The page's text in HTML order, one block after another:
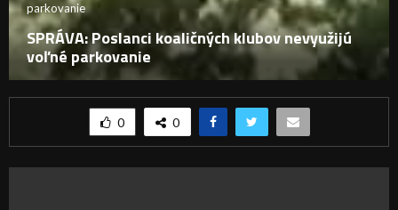
parkovanie
SPRÁVA: Poslanci koaličných klubov nevyužijú
voľné parkovanie
0 0